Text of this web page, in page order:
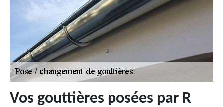
Vos gouttières posées par R